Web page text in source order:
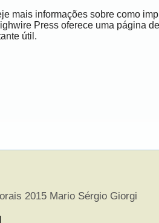
mais informações sobre como
Press oferece uma página
útil.
2015 Mario Sérgio Giorgi